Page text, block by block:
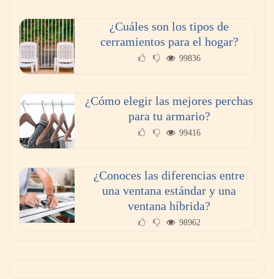
¿Cuáles son los tipos de
cerramientos para el hogar?
99836
¿Cómo elegir las mejores perchas
para tu armario?
99416
¿Conoces las diferencias entre
una ventana estándar y una
ventana híbrida?
98962